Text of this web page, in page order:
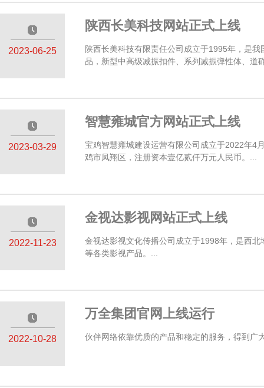
—————
2023-06-25
陕西长美科技网站正式上线
陕西长美科技有限责任公司成立于1995年，是
品，新型中高级减振扣件、系列减振弹性体、道
—————
2023-03-29
智慧雍城官方网站正式上线
宝鸡智慧雍城建设运营有限公司成立于2022年4
鸡市凤翔区，注册资本壹亿贰仟万元人民币。...
—————
2022-11-23
金视达影视网站正式上线
金视达影视文化传播公司成立于1998年，是西
等各类影视产品。...
—————
2022-10-28
万全集团官网上线运行
伙伴网络依靠优质的产品和稳定的服务，得到广